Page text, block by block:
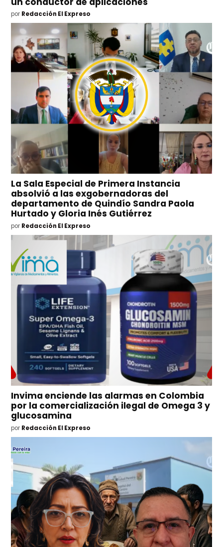
por Redacción El Expreso
La Sala Especial de Primera Instancia
absolvió a las exgobernadoras del
departamento de Quindío Sandra Paola
Hurtado y Gloria Inés Gutiérrez
por Redacción El Expreso
Invima enciende las alarmas en Colombia
por la comercialización ilegal de Omega 3 y
glucosamina
por Redacción El Expreso